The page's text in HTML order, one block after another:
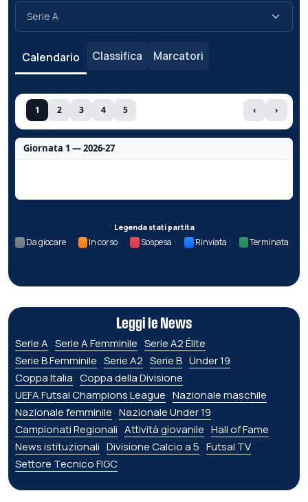
Calendario Classifica Marcatori
1 2 3 4 5 ‹ ›
Giornata 1 — 2026-27
Legenda stati partita
Da giocare In corso Sospesa Rinviata Terminata
Leggi le News
Serie A Serie A Femminile Serie A2 Élite
Serie B Femminile Serie A2 Serie B Under 19
Coppa Italia Coppa della Divisione
UEFA Futsal Champions League Nazionale maschile
Nazionale femminile Nazionale Under 19
Campionati Regionali Attività giovanile Hall of Fame
News istituzionali Divisione Calcio a 5 Futsal TV
Settore Tecnico FIGC